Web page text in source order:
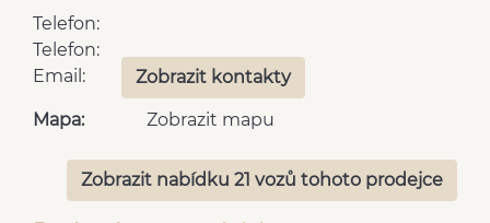
Telefon:
Telefon:
Email:
Zobrazit kontakty
Mapa: Zobrazit mapu
Zobrazit nabídku 21 vozů tohoto prodejce